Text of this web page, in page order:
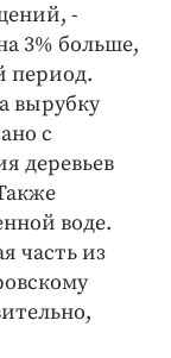
-
3% больше,
период.
вырубку
с
деревьев
воде.
часть из